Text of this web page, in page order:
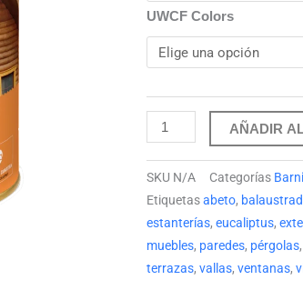
UWCF Colors
Plus
Castaño
cantidad
AÑADIR
SKU N/A Categorías
Etiquetasabeto,
estanterías, eucaliptus,
muebles, paredes, pérgolas,
terrazas, vallas, ventanas,